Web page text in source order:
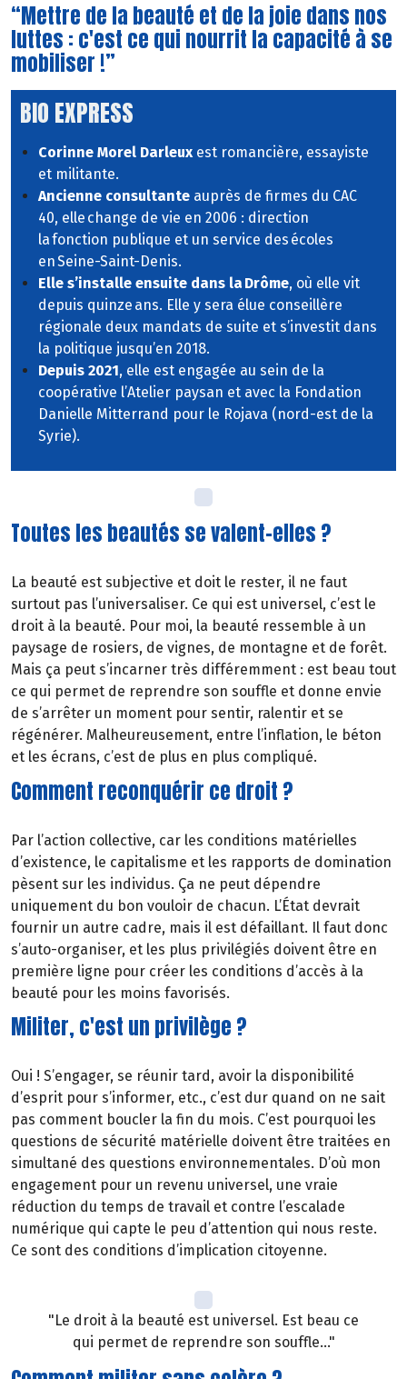
“Mettre de la beauté et de la joie dans nos
luttes : c'est ce qui nourrit la capacité à se
mobiliser !”
BIO EXPRESS
Corinne Morel Darleuxest romancière, essayiste
et militante.
Ancienne consultante auprès de firmes du CAC
40, elle change de vie en 2006 : direction
la fonction publique et un service des écoles
en Seine-Saint-Denis.
Elle s’installe ensuite dans la Drôme, où elle vit
depuis quinze ans. Elle y sera élue conseillère
régionale deux mandats de suite et s’investit dans
la politique jusqu’en 2018.
Depuis 2021, elle est engagée au sein de la
coopérative l’Atelier paysan et avec la Fondation
Danielle Mitterrand pour le Rojava (nord-est de la
Syrie).
Toutes les beautés se valent-elles ?
La beauté est subjective et doit le rester, il ne faut
surtout pas l’universaliser. Ce qui est universel, c’est le
droit à la beauté. Pour moi, la beauté ressemble à un
paysage de rosiers, de vignes, de montagne et de forêt.
Mais ça peut s’incarner très différemment : est beau tout
ce qui permet de reprendre son souffle et donne envie
de s’arrêter un moment pour sentir, ralentir et se
régénérer. Malheureusement, entre l’inflation, le béton
et les écrans, c’est de plus en plus compliqué.
Comment reconquérir ce droit ?
Par l’action collective, car les conditions matérielles
d’existence, le capitalisme et les rapports de domination
pèsent sur les individus. Ça ne peut dépendre
uniquement du bon vouloir de chacun. L’État devrait
fournir un autre cadre, mais il est défaillant. Il faut donc
s’auto-organiser, et les plus privilégiés doivent être en
première ligne pour créer les conditions d’accès à la
beauté pour les moins favorisés.
Militer, c'est un privilège ?
Oui ! S’engager, se réunir tard, avoir la disponibilité
d’esprit pour s’informer, etc., c’est dur quand on ne sait
pas comment boucler la fin du mois. C’est pourquoi les
questions de sécurité matérielle doivent être traitées en
simultané des questions environnementales. D’où mon
engagement pour un revenu universel, une vraie
réduction du temps de travail et contre l’escalade
numérique qui capte le peu d’attention qui nous reste.
Ce sont des conditions d’implication citoyenne.
"Le droit à la beauté est universel. Est beau ce
qui permet de reprendre son souffle..."